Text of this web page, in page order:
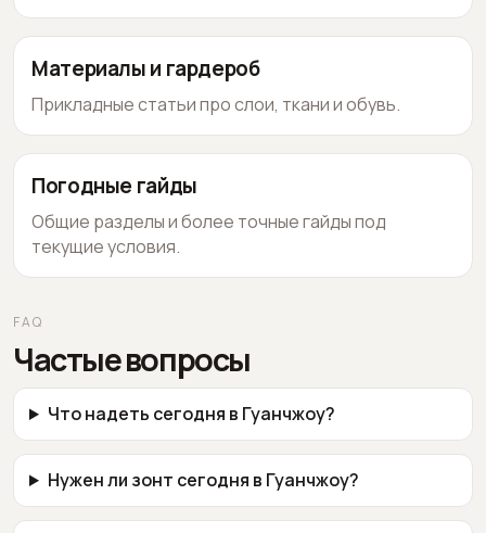
Материалы и гардероб
Прикладные статьи про слои, ткани и обувь.
Погодные гайды
Общие разделы и более точные гайды под
текущие условия.
FAQ
Частые вопросы
Что надеть сегодня в Гуанчжоу?
Нужен ли зонт сегодня в Гуанчжоу?